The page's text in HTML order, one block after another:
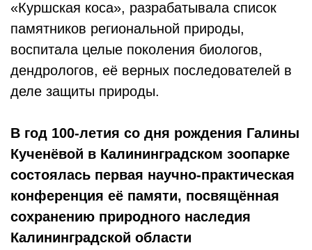
«Куршская коса», разрабатывала список
памятников региональной природы,
воспитала целые поколения биологов,
дендрологов, её верных последователей в
деле защиты природы.
В год 100-летия со дня рождения Галины
Кученёвой в Калининградском зоопарке
состоялась первая научно-практическая
конференция её памяти, посвящённая
сохранению природного наследия
Калининградской области